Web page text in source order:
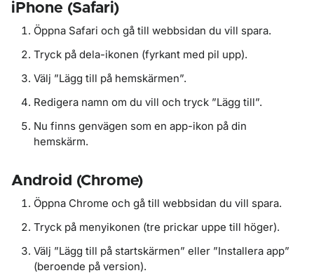
iPhone (Safari)
Öppna Safari och gå till webbsidan du vill spara.
Tryck på dela-ikonen (fyrkant med pil upp).
Välj ”Lägg till på hemskärmen”.
Redigera namn om du vill och tryck ”Lägg till”.
Nu finns genvägen som en app-ikon på din
hemskärm.
Android (Chrome)
Öppna Chrome och gå till webbsidan du vill spara.
Tryck på menyikonen (tre prickar uppe till höger).
Välj ”Lägg till på startskärmen” eller ”Installera app”
(beroende på version).